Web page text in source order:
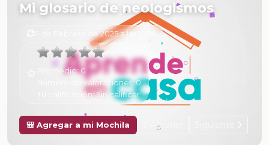
Mi glosario de neologismos
6 de Febrero de 2025 a las 15:34
Promedio:0
Número de valoraciones:0
Tu calificación:Sin calificar
🎒 Agregar a mi Mochila Anterior